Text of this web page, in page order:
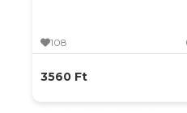
108
3560 Ft